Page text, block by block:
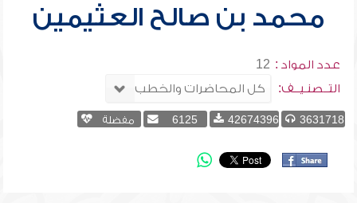
محمد بن صالح العثيمين
عدد المواد : 12
التــصنـيــف:
3631718
42674396
6125 مفضلة